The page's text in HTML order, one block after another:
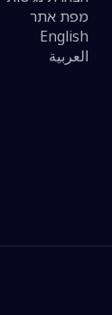
מפת אתר
English
العربية